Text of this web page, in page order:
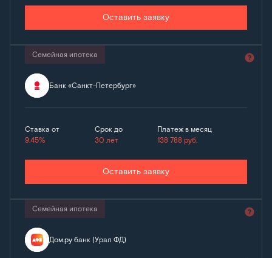
Оставить заявку
Семейная ипотека
Банк «Санкт-Петербург»
Ставка от
9.45%
Срок до
30 лет
Платеж в месяц
138 788руб.
Оставить заявку
Семейная ипотека
Дом.ру банк (Урал ФД)